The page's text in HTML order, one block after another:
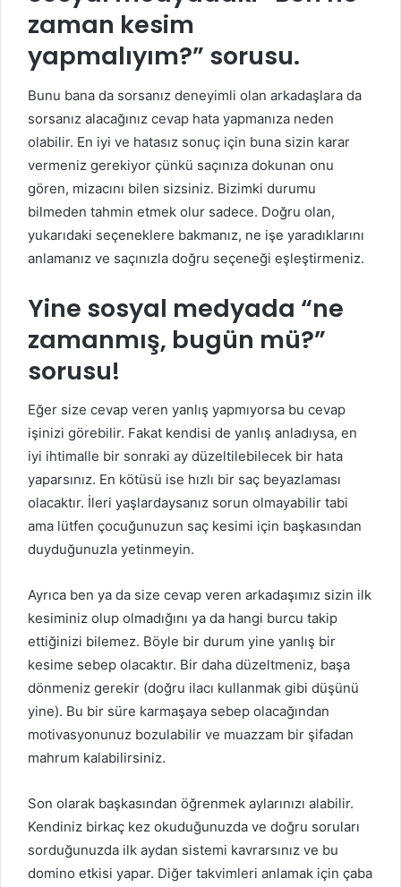
zaman kesim
yapmalıyım?” sorusu.
Bunu bana da sorsanız deneyimli olan arkadaşlara da
sorsanız alacağınız cevap hata yapmanıza neden
olabilir. En iyi ve hatasız sonuç için buna sizin karar
vermeniz gerekiyor çünkü saçınıza dokunan onu
gören, mizacını bilen sizsiniz. Bizimki durumu
bilmeden tahmin etmek olur sadece. Doğru olan,
yukarıdaki seçeneklere bakmanız, ne işe yaradıklarını
anlamanız ve saçınızla doğru seçeneği eşleştirmeniz.
Yine sosyal medyada “ne
zamanmış, bugün mü?”
sorusu!
Eğer size cevap veren yanlış yapmıyorsa bu cevap
işinizi görebilir. Fakat kendisi de yanlış anladıysa, en
iyi ihtimalle bir sonraki ay düzeltilebilecek bir hata
yaparsınız. En kötüsü ise hızlı bir saç beyazlaması
olacaktır. İleri yaşlardaysanız sorun olmayabilir tabi
ama lütfen çocuğunuzun saç kesimi için başkasından
duyduğunuzla yetinmeyin.
Ayrıca ben ya da size cevap veren arkadaşımız sizin ilk
kesiminiz olup olmadığını ya da hangi burcu takip
ettiğinizi bilemez. Böyle bir durum yine yanlış bir
kesime sebep olacaktır. Bir daha düzeltmeniz, başa
dönmeniz gerekir (doğru ilacı kullanmak gibi düşünü
yine). Bu bir süre karmaşaya sebep olacağından
motivasyonunuz bozulabilir ve muazzam bir şifadan
mahrum kalabilirsiniz.
Son olarak başkasından öğrenmek aylarınızı alabilir.
Kendiniz birkaç kez okuduğunuzda ve doğru soruları
sorduğunuzda ilk aydan sistemi kavrarsınız ve bu
domino etkisi yapar. Diğer takvimleri anlamak için çaba